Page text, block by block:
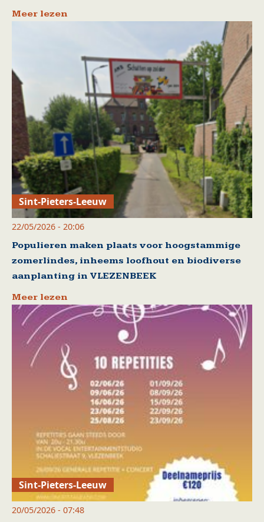
Meer lezen
Sint-Pieters-Leeuw
22/05/2026 - 20:06
Populieren maken plaats voor hoogstammige
zomerlindes, inheems loofhout en biodiverse
aanplanting in VLEZENBEEK
Meer lezen
Sint-Pieters-Leeuw
20/05/2026 - 07:48